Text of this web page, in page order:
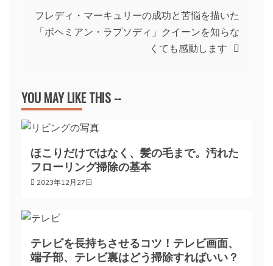
ナ
ー
シ
ョ
ン
フレディ・マーキュリーの成功と苦悩を描いた
「ボヘミアン・ラプソディ」クイーンを知らな
くても感動します
YOU MAY LIKE THIS --
ほこりだけではなく、髪の毛まで。汚れた
フローリング掃除の基本
2023年12月27日
テレビを長持ちさせるコツ！テレビ画面、
端子部、テレビ裏はどう掃除すればいい？